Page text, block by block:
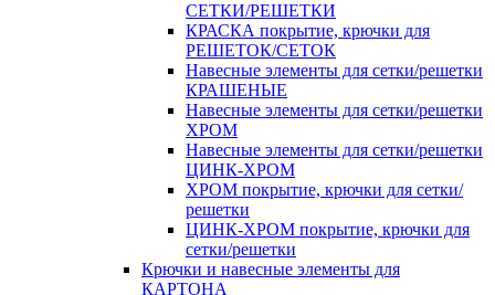
СЕТКИ/РЕШЕТКИ
КРАСКА покрытие, крючки для
РЕШЕТОК/СЕТОК
Навесные элементы для сетки/решетки
КРАШЕНЫЕ
Навесные элементы для сетки/решетки
ХРОМ
Навесные элементы для сетки/решетки
ЦИНК-ХРОМ
ХРОМ покрытие, крючки для сетки/
решетки
ЦИНК-ХРОМ покрытие, крючки для
сетки/решетки
Крючки и навесные элементы для
КАРТОНА